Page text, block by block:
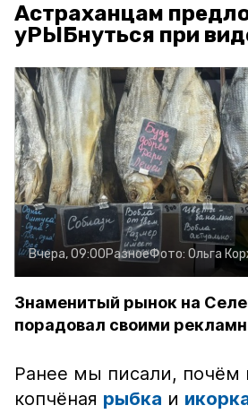
Астраханцам
уРЫБнуться при
Вчера, 09:00РазноеФото: Ольга
Знаменитый рынок на
порадовал своими
Ранее мы писали, почём
копчёная рыбка и